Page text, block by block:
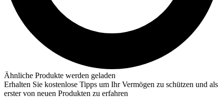
Ähnliche Produkte werden geladen
Erhalten Sie kostenlose Tipps um Ihr Vermögen zu schützen und als
erster von neuen Produkten zu erfahren